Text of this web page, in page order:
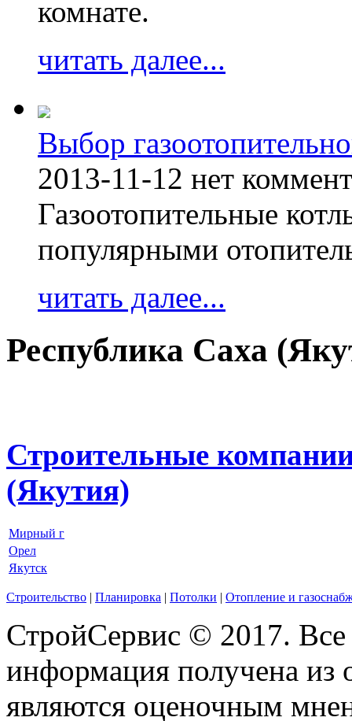
комнате.
читать далее...
Выбор
2013-11-12 нет
Газоотопительные
популярными
читать далее...
Республика Саха
Строительные
(Якутия)
Мирный г
Орел
Якутск
Строительство | Планировка | Потолки | Отопление и
СтройСервис © 2017.
информация получена из
являются оценочным